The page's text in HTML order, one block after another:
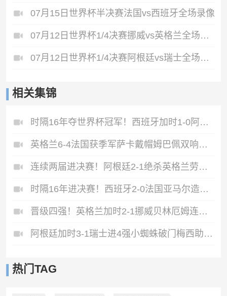
07月15日世界杯半决赛法国vs西班牙全场录像
07月12日世界杯1/4决赛挪威vs英格兰全场录像
07月12日世界杯1/4决赛阿根廷vs瑞士全场录像
相关集锦
时隔16年夺世界杯冠军！西班牙加时1-0阿根廷费兰制胜恩佐染红
英格兰6-4法国获季军萨卡戴帽姆巴佩双响创纪录奥利塞2助+失良机
连续两届进决赛！阿根廷2-1绝杀英格兰劳塔罗恩佐破门梅西两助攻
时隔16年进决赛！西班牙2-0法国亚马尔造点奥亚萨瓦尔、波罗破门
晋级四强！英格兰加时2-1挪威贝林厄姆连场双响谢尔德鲁普破门
阿根廷加时3-1瑞士进4强小蜘蛛破门梅西助攻麦卡恩博洛假摔染红
热门TAG